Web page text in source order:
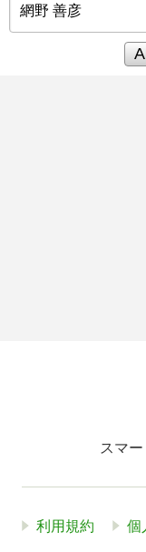
スマ
利用規約 個